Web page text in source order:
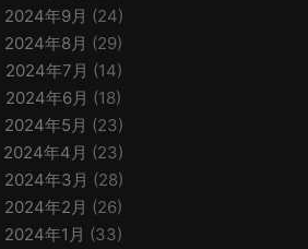
2024年9月 (24)
2024年8月 (29)
2024年7月 (14)
2024年6月 (18)
2024年5月 (23)
2024年4月 (23)
2024年3月 (28)
2024年2月 (26)
2024年1月 (33)